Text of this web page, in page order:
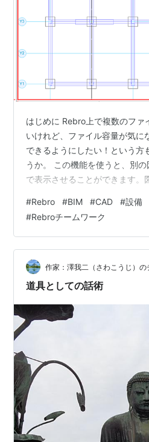
はじめに Rebro上で複数のファ
いけれど、ファイル容量が気
できるようにしたい！という方
うか。 この機能を使うと、別
で表示させることができます。
る場合でも表示順序を自由に設
がぐんと上がります！ チームワ
ーク機能とは、1つの設計デー
ンバーで同時編集・共有できる
を介して要素ごとの作業権限を
図面の整合性を保ちながら設計
#Rebro #BIM #CAD #設備
#Rebroチームワーク
作家：澤我二（さわこうじ）
道具としての話術